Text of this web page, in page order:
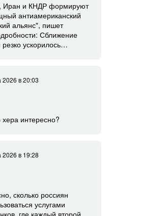
Иран и КНДР формируют
антиамериканский
альянс", пишет
Сближение
резко ускорилось…
2026в 20:03
хера интересно?
2026в 19:28
сколько россиян
услугами
где каждый второй